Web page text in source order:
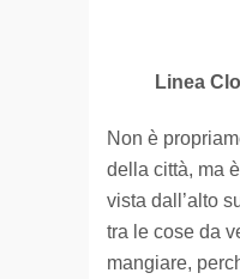
Linea
Non è
della città, ma
vista dall’alto
tra le cose da
mangiare,